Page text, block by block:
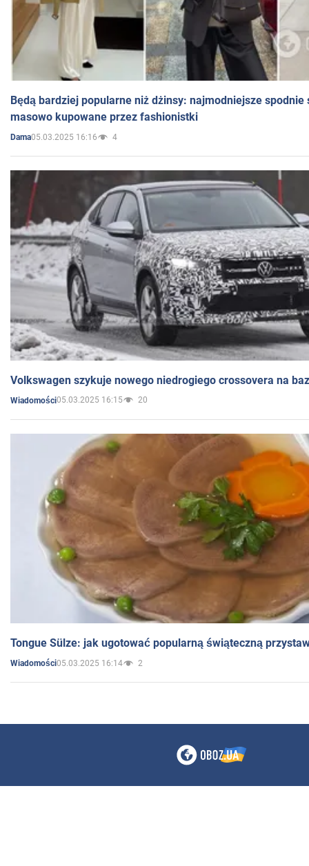
Będą bardziej popularne niż dżinsy: najmodniejsze spodnie
masowo kupowane przez fashionistki
Dama05.03.2025 16:16 4
Volkswagen szykuje nowego niedrogiego crossovera na
Wiadomości05.03.2025 16:15 20
Tongue Sülze: jak ugotować popularną świąteczną
Wiadomości05.03.2025 16:14 2